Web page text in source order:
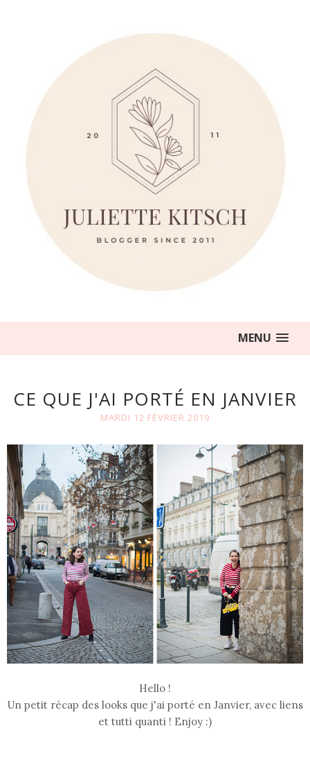
MENU
CE QUE J'AI PORTÉ EN JANVIER
MARDI 12 FÉVRIER 2019
Hello !
Un petit récap des looks que j'ai porté en Janvier, avec liens
et tutti quanti ! Enjoy :)